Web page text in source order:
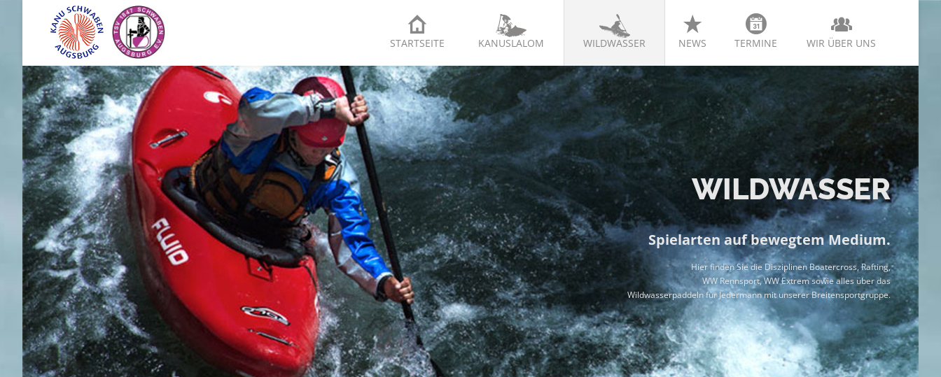
STARTSEITE KANUSLALOM WILDWASSER NEWS TERMINE WIR ÜBER UNS
WILDWASSER
Spielarten auf bewegtem Medium.
Hier finden Sie die Disziplinen Boatercross, Rafting,
WW Rennsport, WW Extrem sowie alles über das
Wildwasserpaddeln für Jedermann mit unserer Breitensportgruppe.